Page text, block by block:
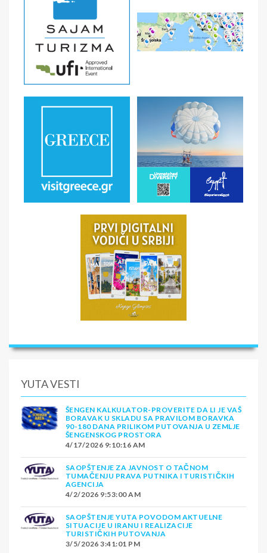
YUTA VESTI
ŠENGEN KALKULATOR-PROVERITE DA LI JE VAŠ
BORAVAK U SKLADU SA PRAVILOM BORAVKA
90-180 DANA PRILIKOM PUTOVANJA U ZEMLJE
ŠENGENSKOG PROSTORA
4/17/2026 9:10:16 AM
SAOPŠTENJE ZA JAVNOST O TAČNOM
TUMAČENJU PRAVA PUTNIKA I TURISTIČKIH
AGENCIJA
4/2/2026 9:53:00 AM
SAOPŠTENJE YUTA POVODOM AKTUELNE
SITUACIJE U IRANU I REALIZACIJE
TURISTIČKIH PUTOVANJA
3/5/2026 3:41:01 PM